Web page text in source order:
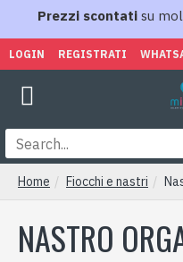
Prezzi scontati su
LOGIN REGISTRATI
Home Fiocchi e nastri
NASTRO